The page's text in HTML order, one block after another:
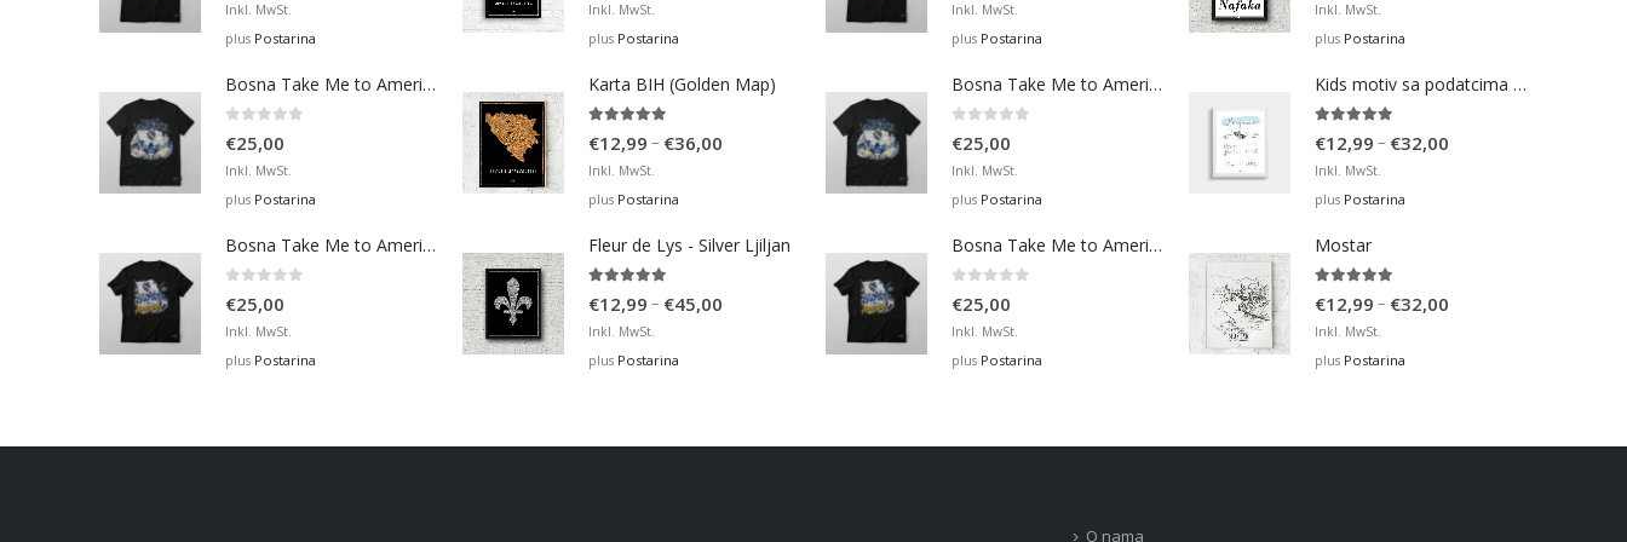
Inkl. MwSt.
plus Postarina
Bosna Take Me to America Navijačka Majica 4
€25,00
Inkl. MwSt.
plus Postarina
Bosna Take Me to America Navijačka Majica 2
€25,00
Inkl. MwSt.
plus Postarina
€36,00
Inkl. MwSt.
plus Postarina
Karta BIH (Golden Map)
€12,99 – €36,00
€36,00
Inkl. MwSt.
plus Postarina
Fleur de Lys - Silver Ljiljan
€12,99 – €45,00
Inkl. MwSt.
plus Postarina
Inkl. MwSt.
plus Postarina
Bosna Take Me to America Navijačka Majica 4
€25,00
Inkl. MwSt.
plus Postarina
Bosna Take Me to America Navijačka Majica 2
€25,00
Inkl. MwSt.
plus Postarina
€32,00
Inkl. MwSt.
plus Postarina
Kids motiv sa podatcima rođenja 3
€12,99 – €32,00
Inkl. MwSt.
plus Postarina
Mostar
€12,99 – €32,00
Inkl. MwSt.
plus Postarina
O nama